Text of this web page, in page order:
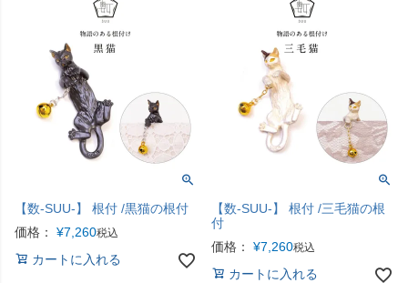
【数-SUU-】 根付 /黒猫の根付
価格：
¥7,260税込
カートに入れる
【数-SUU-】 根付 /三毛猫の根
付
価格：
¥7,260税込
カートに入れる